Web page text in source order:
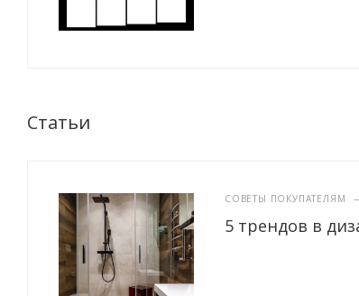
Статьи
СОВЕТЫ ПОКУПАТЕЛЯМ
5 трендов в